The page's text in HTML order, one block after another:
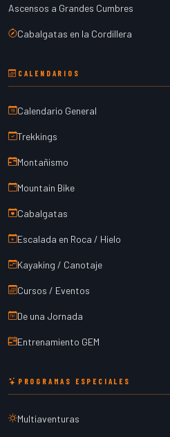
Ascensos a Grandes Cumbres
Cabalgatas en la Cordillera
CALENDARIOS
Calendario General
Trekkings
Montañismo
Mountain Bike
Cabalgatas
Escalada en Roca / Hielo
Kayaking / Canotaje
Cursos / Eventos
De una Jornada
Entrenamiento GEM
PROGRAMAS ESPECIALES
Multiaventuras